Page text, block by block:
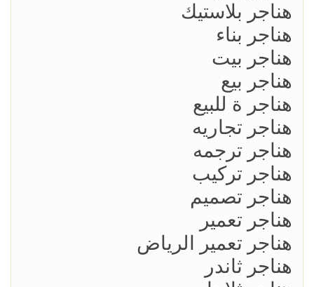
هناجر بلاستيك
هناجر بناء
هناجر بيت
هناجر بيع
هناجر ة للبيع
هناجر تجاريه
هناجر ترجمه
هناجر تركيب
هناجر تصميم
هناجر تعمير
هناجر تعمير الرياض
هناجر ثاندر